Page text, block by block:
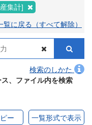
集計]
覧に戻る（すべて解除）
検索のしかた
、ファイル内を検索
ー 一覧形式で表示